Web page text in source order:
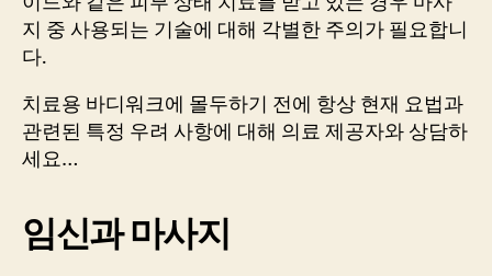
지 중 사용되는 기술에 대해 각별한 주의가 필요합니
다.
치료용 바디워크에 몰두하기 전에 항상 현재 요법과
관련된 특정 우려 사항에 대해 의료 제공자와 상담하
세요…
임신과 마사지